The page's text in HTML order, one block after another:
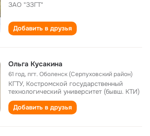
ЗАО "ЗЗГТ"
Добавить в друзья
Ольга Кусакина
61 год,пгт. Оболенск (Серпуховский район)
КГТУ, Костромской государственный
технологический университет (бывш. КТИ)
Добавить в друзья